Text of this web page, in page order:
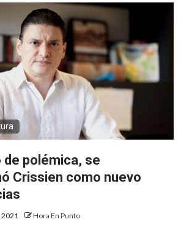
de polémica, se
Crissien como nuevo
Hora En Punto